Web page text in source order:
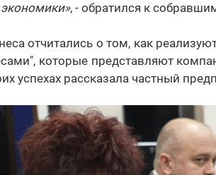
, - обратился к
отчитались о том, как
которые представляют
успехах рассказала частный